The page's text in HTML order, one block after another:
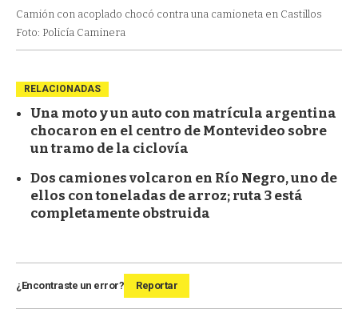
Camión con acoplado chocó contra una camioneta en Castillos
Foto: Policía Caminera
RELACIONADAS
Una moto y un auto con matrícula argentina
chocaron en el centro de Montevideo sobre
un tramo de la ciclovía
Dos camiones volcaron en Río Negro, uno de
ellos con toneladas de arroz; ruta 3 está
completamente obstruida
¿Encontraste un error? Reportar